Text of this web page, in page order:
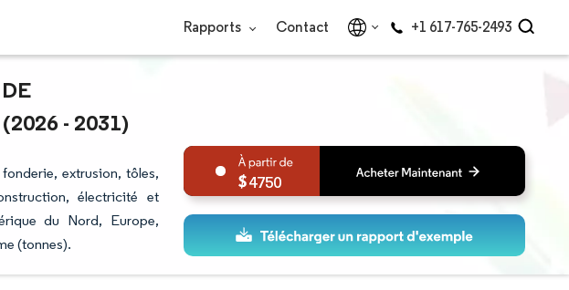
Rapports Contact +1 617-765-2493
- 2031)
extrusion, tôles,
électricité et
du Nord, Europe,
(tonnes).
4750